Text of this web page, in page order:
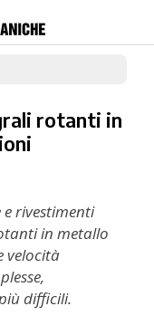
rotanti in
rivestimenti
in metallo
velocità
difficili.